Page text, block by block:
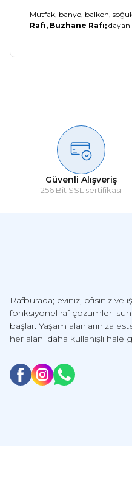
Mutfak, banyo, balkon,
Rafı, Buzhane Rafı;
Güvenli Alışveriş
256 Bit SSL sertifikası
Rafburada; eviniz, ofisiniz ve
fonksiyonel raf çözümleri
başlar. Yaşam alanlarınıza
her alanı daha kullanışlı hale